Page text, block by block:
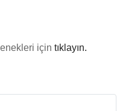
için tıklayın.